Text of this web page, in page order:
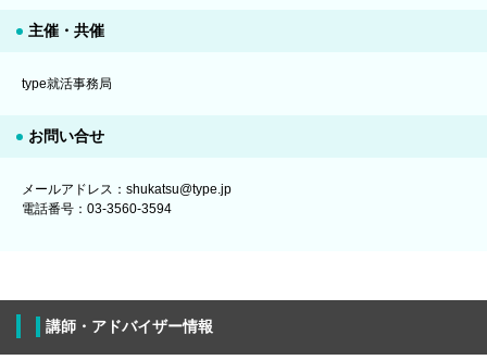
主催・共催
type就活事務局
お問い合せ
メールアドレス：shukatsu@type.jp
電話番号：03-3560-3594
講師・アドバイザー情報